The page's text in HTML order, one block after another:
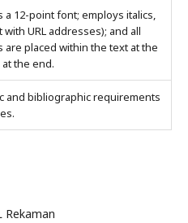
12-point font; employs italics,
URL addresses); and all
placed within the text at the
the end.
and bibliographic requirements
Rekaman